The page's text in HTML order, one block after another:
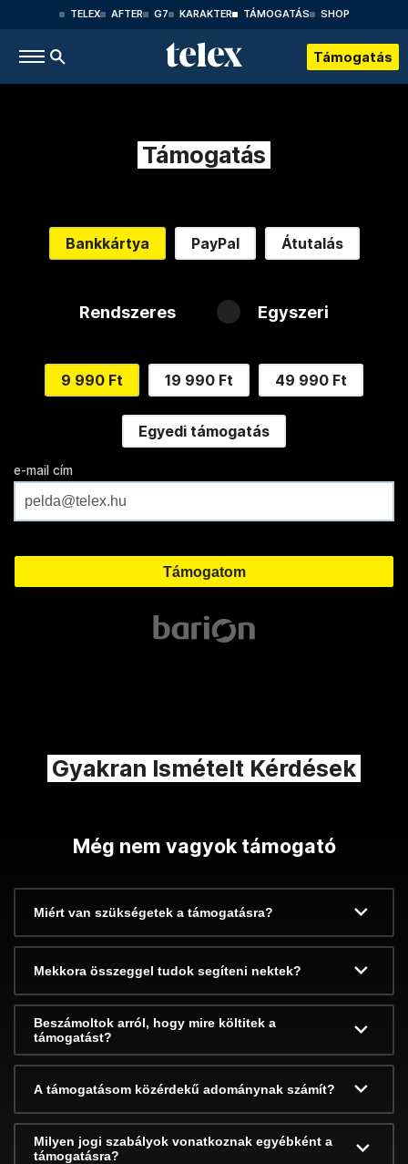
TELEX AFTER G7 KARAKTER TÁMOGATÁS SHOP
Támogatás
Támogatás
Bankkártya PayPal Átutalás
Rendszeres Egyszeri
9 990 Ft 19 990 Ft 49 990 Ft
Egyedi támogatás
e-mail cím
Gyakran Ismételt Kérdések
Még nem vagyok támogató
Miért van szükségetek a támogatásra?
Mekkora összeggel tudok segíteni nektek?
Beszámoltok arról, hogy mire költitek a
támogatást?
A támogatásom közérdekű adománynak számít?
Milyen jogi szabályok vonatkoznak egyébként a
támogatásra?